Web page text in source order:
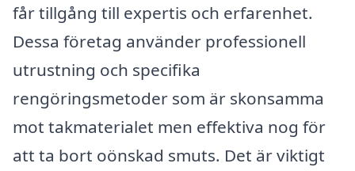
får tillgång till expertis och erfarenhet.
Dessa företag använder professionell
utrustning och specifika
rengöringsmetoder som är skonsamma
mot takmaterialet men effektiva nog för
att ta bort oönskad smuts. Det är viktigt